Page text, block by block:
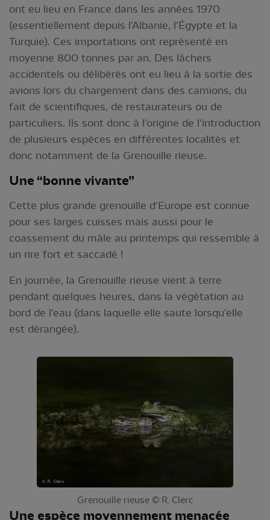
ont eu lieu en France dans les années 1970
(essentiellement depuis l’Albanie, l’Égypte et la
Turquie). Ces importations ont représenté en
moyenne 800 tonnes par an. Des lâchers
accidentels ou délibérés ont eu lieu à la sortie des
avions lors du chargement dans des camions, du
fait de scientifiques, de restaurateurs ou de
particuliers. Ils sont donc à l'origine de l'introduction
de plusieurs espèces en différentes localités et
donc notamment de la Grenouille rieuse.
Une “bonne vivante”
Cette plus grande grenouille d'Europe est connue
pour ses larges cuisses mais aussi pour le
coassement du mâle au printemps qui ressemble à
un rire fort et saccadé !
En journée, la Grenouille rieuse vient à terre
pendant quelques heures, dans la végétation au
bord de l'eau (dans laquelle elle saute lorsqu'elle
est dérangée).
Grenouille rieuse © R. Clerc
Une espèce moyennement menacée